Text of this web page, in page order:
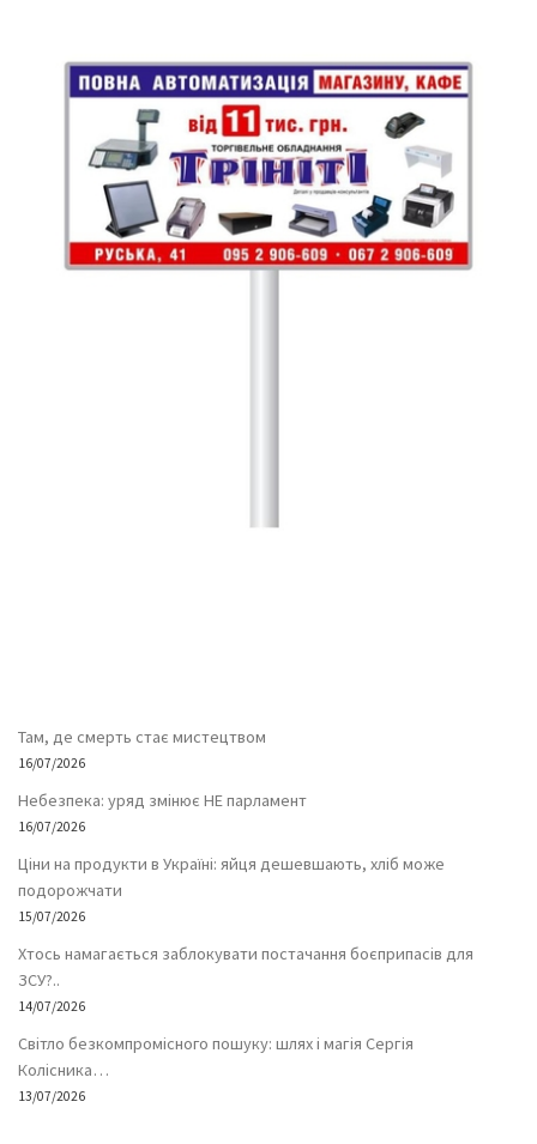
Там, де смерть стає мистецтвом
16/07/2026
Небезпека: уряд змінює НЕ парламент
16/07/2026
Ціни на продукти в Україні: яйця дешевшають, хліб може
подорожчати
15/07/2026
Хтось намагається заблокувати постачання боєприпасів для
ЗСУ?..
14/07/2026
Світло безкомпромісного пошуку: шлях і магія Сергія
Колісника…
13/07/2026